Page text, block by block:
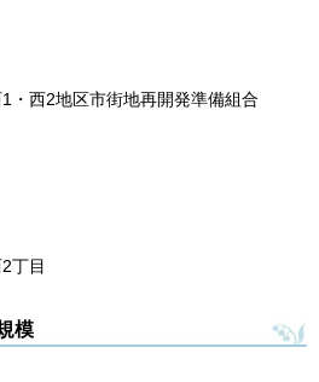
2地区市街地再開発準備組合
目
模